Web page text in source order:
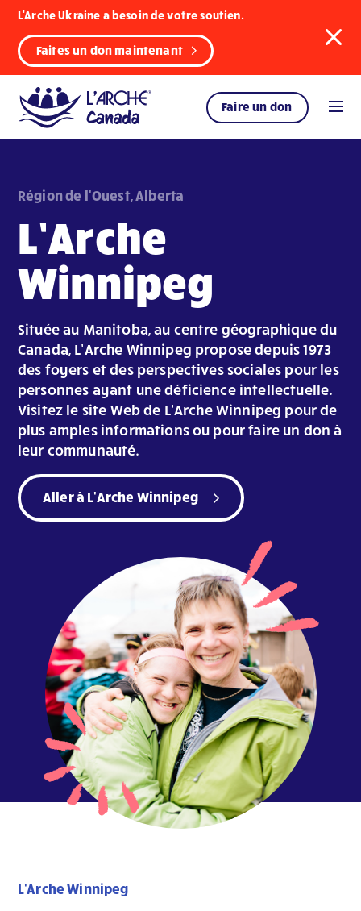
L'Arche Ukraine a besoin de votre soutien.
Faites un don maintenant
Faire un don
Région de l'Ouest, Alberta
L’Arche
Winnipeg
Située au Manitoba, au centre géographique du
Canada, L’Arche Winnipeg propose depuis 1973
des foyers et des perspectives sociales pour les
personnes ayant une déficience intellectuelle.
Visitez le site Web de L’Arche Winnipeg pour de
plus amples informations ou pour faire un don à
leur communauté.
Aller à L'Arche Winnipeg
L'Arche Winnipeg